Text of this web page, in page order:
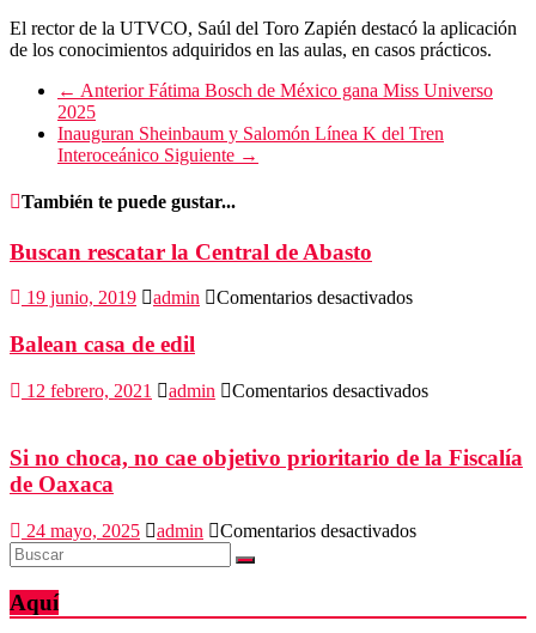
El rector de la UTVCO, Saúl del Toro Zapién destacó la aplicación
de los conocimientos adquiridos en las aulas, en casos prácticos.
← AnteriorFátima Bosch de México gana Miss Universo
2025
Inauguran Sheinbaum y Salomón Línea K del Tren
Interoceánico Siguiente →
También te puede gustar...
Buscan rescatar la Central de Abasto
19 junio, 2019 admin Comentarios desactivadosen
de
Balean casa de edil
12 febrero, 2021 admin Comentarios desactivadosen
de
Si no choca, no cae objetivo prioritario de la Fiscalía
de Oaxaca
24 mayo, 2025 admin Comentarios desactivadosen
no
Aquí